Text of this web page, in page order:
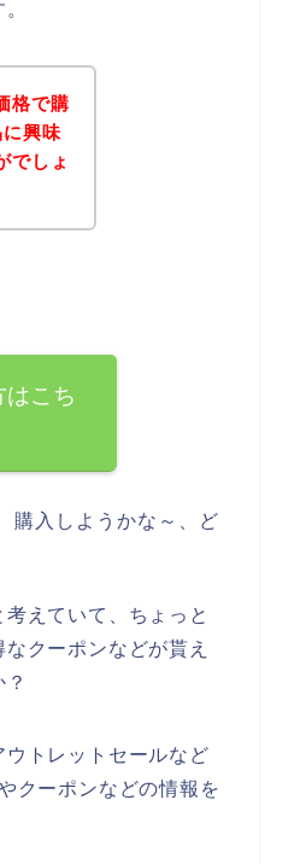
格で購
興味
でしょ
こち
購入しようかな～、ど
えていて、ちょっと
クーポンなどが貰え
トレットセールなど
クーポンなどの情報を